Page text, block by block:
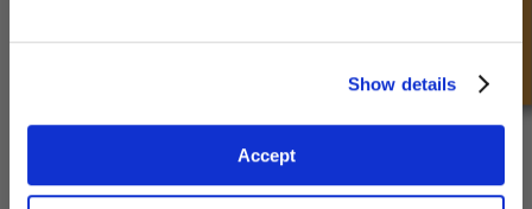
Show details
Accept
HPTK-5LTR
privacy policy.